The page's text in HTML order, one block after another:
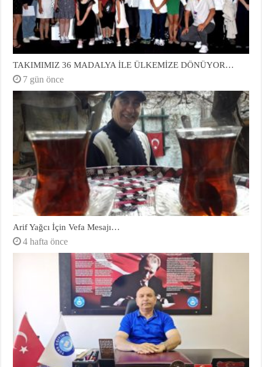
TAKIMIMIZ 36 MADALYA İLE ÜLKEMİZE DÖNÜYOR…
7 gün önce
Arif Yağcı İçin Vefa Mesajı…
4 hafta önce